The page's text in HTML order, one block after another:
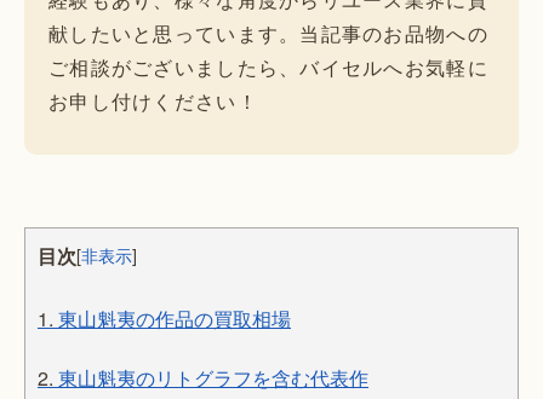
献したいと思っています。当記事のお品物への
ご相談がございましたら、バイセルへお気軽に
お申し付けください！
目次[非表示]
1. 東山魁夷の作品の買取相場
2. 東山魁夷のリトグラフを含む代表作